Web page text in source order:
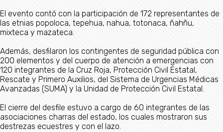
El evento contó con la participación de 172 representantes de
las etnias popoloca, tepehua, nahua, totonaca, ñahñu,
mixteca y mazateca.
Además, desfilaron los contingentes de seguridad pública con
200 elementos y del cuerpo de atención a emergencias con
120 integrantes de la Cruz Roja, Protección Civil Estatal,
Rescate y Primero Auxilios, del Sistema de Urgencias Médicas
Avanzadas (SUMA) y la Unidad de Protección Civil Estatal.
El cierre del desfile estuvo a cargo de 60 integrantes de las
asociaciones charras del estado, los cuales mostraron sus
destrezas ecuestres y con el lazo.